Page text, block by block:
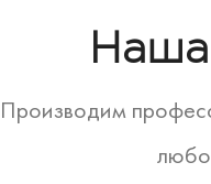
Производим